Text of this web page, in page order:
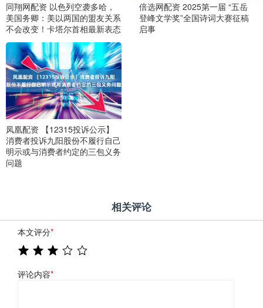
同翔网配资 以色列空袭多哈，
美国务卿：美以两国的盟友关系
不会改变！卡塔尔首相最新表态
倍选网配资 2025第一届 “五岳
登峰文学奖”全国诗词大赛征稿
启事
凤凰配资 【12315投诉公示】
消费者投诉九阳股份不履行自己
明示或与消费者约定的三包义务
问题
相关评论
本文评分*
评论内容*